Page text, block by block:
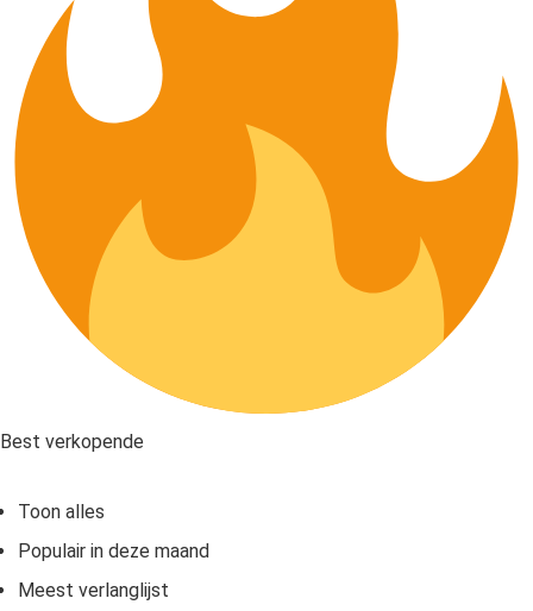
Best verkopende
Toon alles
Populair in deze maand
Meest verlanglijst